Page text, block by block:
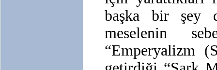
başka bir şey
meselenin
“Emperyalizm